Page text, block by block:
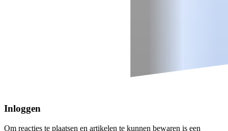
Inloggen
Om reacties te plaatsen en artikelen te kunnen bewaren is een